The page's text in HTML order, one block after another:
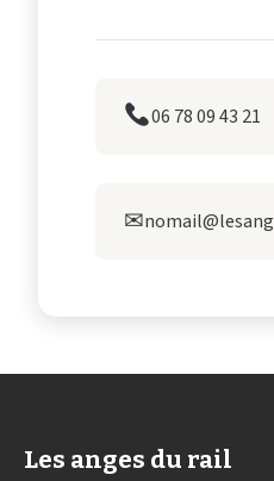
06 78 09 43 21
✉
Les anges du rail